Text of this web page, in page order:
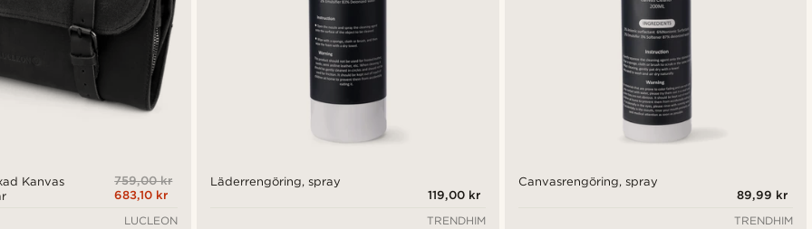
Kanvas
759,00 kr
683,10 kr
LUCLEON
Läderrengöring, spray
119,00 kr
TRENDHIM
Canvasrengöring, spray
89,99 kr
TRENDHIM